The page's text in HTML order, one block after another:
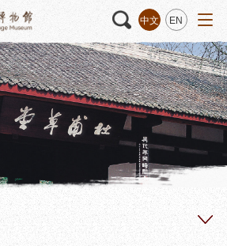
中文 EN
“人日游草堂”系列文化活动
中国传统节庆活动
藏品 藏品概述
馆藏精品
藏品修复
数字资源
捐赠名录